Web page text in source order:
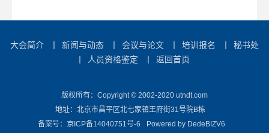
大会简介 新闻与动态 会议与论文 培训报名
秘书处
人员资格鉴定 返回首页
版权所有：Copyright © 2002-2020 utndt.com
地址：北京市昌平区北七家镇王府街31号院B栋
备案号： 京ICP备14040751号-6 Powered by DedeBIZV6